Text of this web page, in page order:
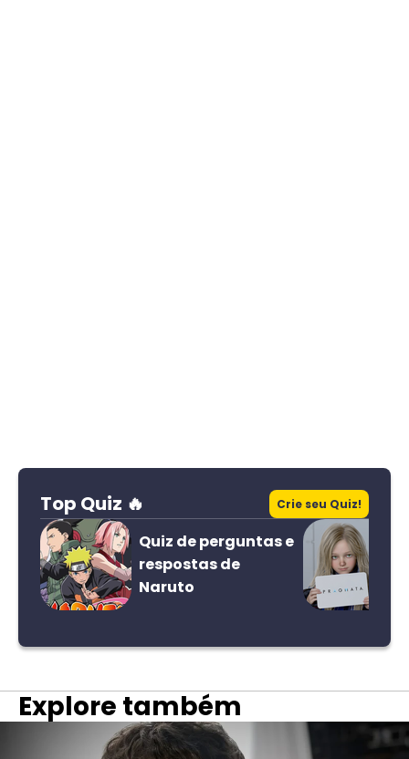
Top Quiz 🔥 Crie seu Quiz!
Quiz de perguntas e
respostas de
Naruto
Explore também